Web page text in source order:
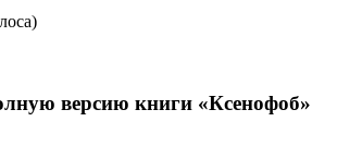
версию книги «Ксенофоб»